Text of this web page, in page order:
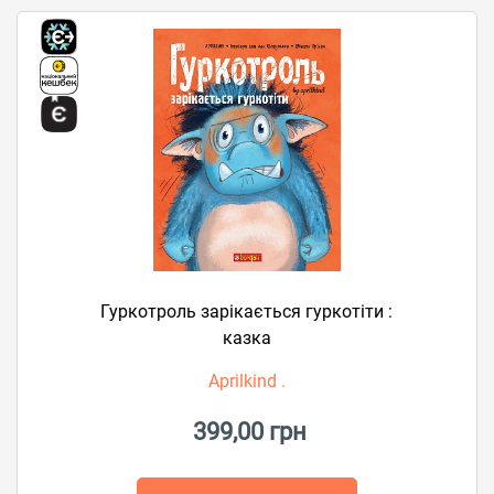
Гуркотроль зарікається гуркотіти :
казка
Aprilkind .
399,00 грн